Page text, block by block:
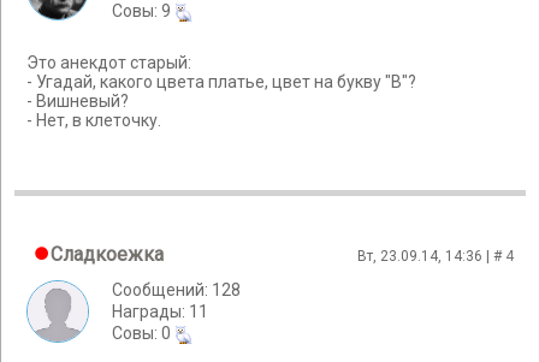
Cовы: 9
Это анекдот старый:
- Угадай, какого цвета платье, цвет на букву "В"?
- Вишневый?
- Нет, в клеточку.
Сладкоежка Вт, 23.09.14, 14:36 | # 4
Сообщений: 128
Награды: 11
Cовы: 0